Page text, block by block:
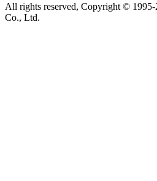
All rights reserved, Copyright ©
Co., Ltd.